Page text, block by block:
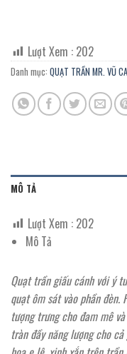
Lượt Xem : 202
Danh mục: QUẠT TRẦN MR. VŨ
MÔ TẢ
Lượt Xem : 202
Mô Tả
Quạt trần giấu cánh với ý
quạt ôm sát vào phần đèn.
tượng trưng cho đam mê
tràn đầy năng lượng cho